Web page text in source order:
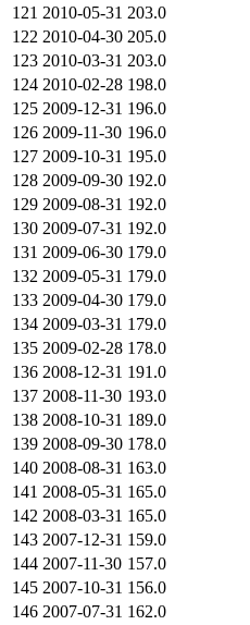
121 2010-05-31 203.0
122 2010-04-30 205.0
123 2010-03-31 203.0
124 2010-02-28 198.0
125 2009-12-31 196.0
126 2009-11-30 196.0
127 2009-10-31 195.0
128 2009-09-30 192.0
129 2009-08-31 192.0
130 2009-07-31 192.0
131 2009-06-30 179.0
132 2009-05-31 179.0
133 2009-04-30 179.0
134 2009-03-31 179.0
135 2009-02-28 178.0
136 2008-12-31 191.0
137 2008-11-30 193.0
138 2008-10-31 189.0
139 2008-09-30 178.0
140 2008-08-31 163.0
141 2008-05-31 165.0
142 2008-03-31 165.0
143 2007-12-31 159.0
144 2007-11-30 157.0
145 2007-10-31 156.0
146 2007-07-31 162.0